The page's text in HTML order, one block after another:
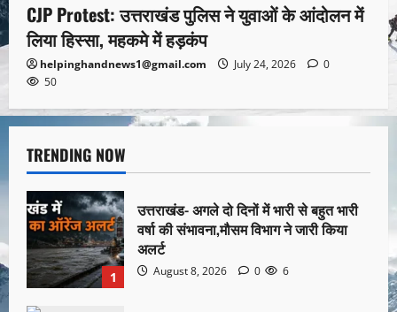
CJP Protest: उत्तराखंड पुलिस ने युवाओं के आंदोलन में
लिया हिस्सा, महकमे में हड़कंप
helpinghandnews1@gmail.com July 24, 2026
0
50
TRENDING NOW
1
उत्तराखंड- अगले दो दिनों में भारी से बहुत भारी
वर्षा की संभावना,मौसम विभाग ने जारी किया
अलर्ट
August 8, 2026 0 6